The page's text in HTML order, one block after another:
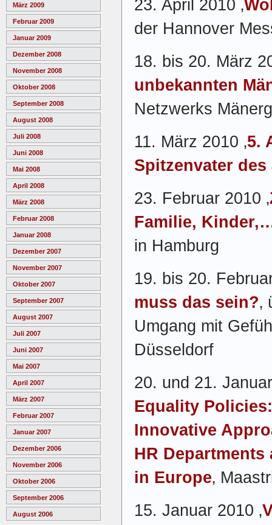
März 2009
Februar 2009
Januar 2009
Dezember 2008
November 2008
Oktober 2008
September 2008
August 2008
Juli 2008
Juni 2008
Mai 2008
April 2008
März 2008
Februar 2008
Januar 2008
Dezember 2007
November 2007
Oktober 2007
September 2007
August 2007
Juli 2007
Juni 2007
Mai 2007
April 2007
März 2007
Februar 2007
Januar 2007
Dezember 2006
November 2006
Oktober 2006
September 2006
August 2006
23. April 2010 ‚
der Hannover
18. bis 20. März
unbekannten
Netzwerks
11. März 2010 ‚5.
Spitzenvater des
23. Februar 2010 ‚
Familie,
in Hamburg
19. bis 20.
muss das sein?‚
Umgang mit
Düsseldorf
20. und 21.
Equality
Innovative
HR
in Europe‚
15. Januar 2010 ‚